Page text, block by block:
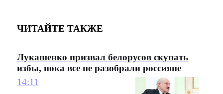
ЧИТАЙТЕ ТАКЖЕ
Лукашенко призвал белорусов скупать
избы, пока все не разобрали россияне
14:11